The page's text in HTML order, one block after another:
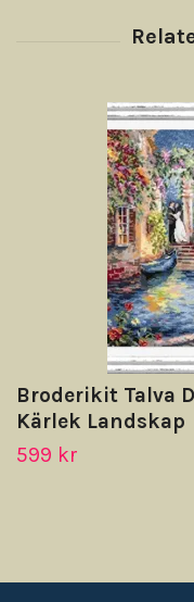
Broderikit Talva
Kärlek Landskap
599 kr